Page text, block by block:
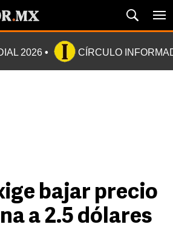
2026 CÍRCULO
bajar precio
a 2.5 dólares